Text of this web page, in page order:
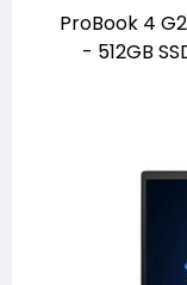
ProBook 4
- 512GB